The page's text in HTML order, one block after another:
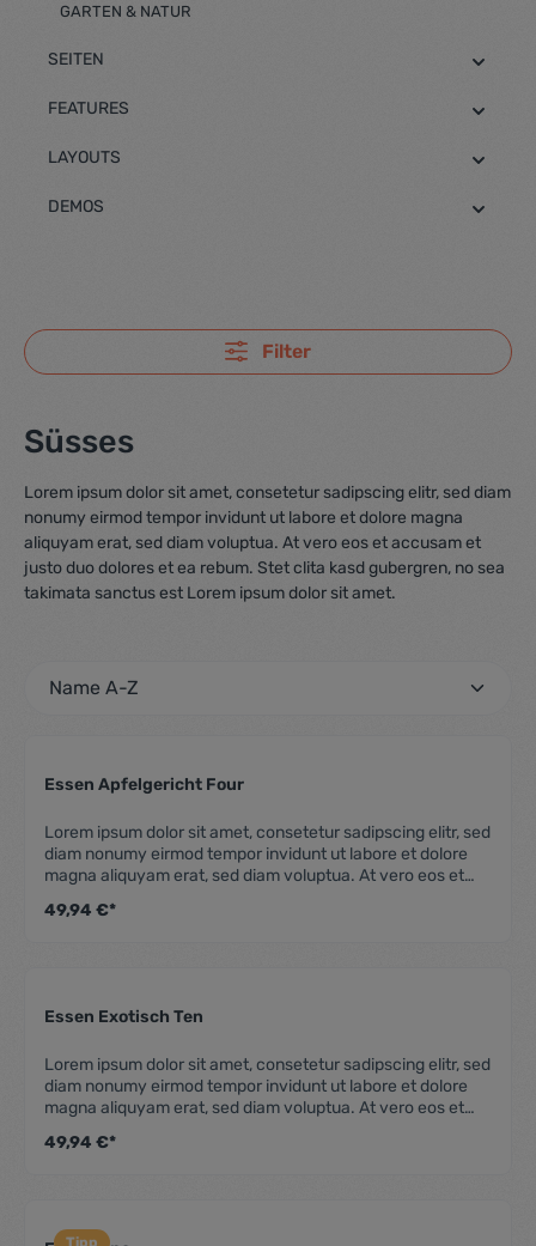
GARTEN & NATUR
SEITEN
FEATURES
LAYOUTS
DEMOS
Filter
Süsses
Lorem ipsum dolor sit amet, consetetur sadipscing elitr, sed diam
nonumy eirmod tempor invidunt ut labore et dolore magna
aliquyam erat, sed diam voluptua. At vero eos et accusam et
justo duo dolores et ea rebum. Stet clita kasd gubergren, no sea
takimata sanctus est Lorem ipsum dolor sit amet.
Essen Apfelgericht Four
Lorem ipsum dolor sit amet, consetetur sadipscing elitr, sed
diam nonumy eirmod tempor invidunt ut labore et dolore
magna aliquyam erat, sed diam voluptua. At vero eos et
gubergren, no sea takimata sanctus est Lorem ipsum dolor
ea rebum. Stet clita kasd gubergren, no sea takimata
49,94 €*
Essen Exotisch Ten
Lorem ipsum dolor sit amet, consetetur sadipscing elitr, sed
diam nonumy eirmod tempor invidunt ut labore et dolore
magna aliquyam erat, sed diam voluptua. At vero eos et
gubergren, no sea takimata sanctus est Lorem ipsum dolor
voluptua. At vero eos et accusam et justo duo dolores et
49,94 €*
Tipp